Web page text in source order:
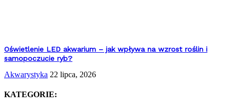
Oświetlenie LED akwarium – jak wpływa na wzrost roślin i
samopoczucie ryb?
Akwarystyka 22 lipca, 2026
KATEGORIE: